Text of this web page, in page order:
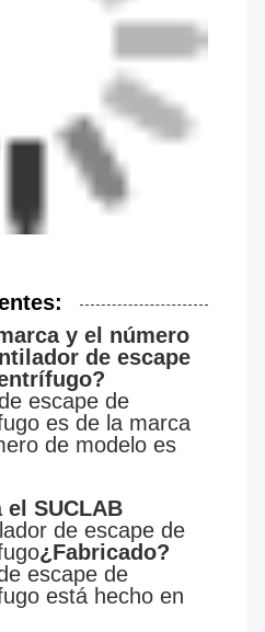
:
y el número
de escape
?
escape de
es de la marca
de modelo es
el SUCLAB
de escape de
¿Fabricado?
escape de
está hecho en